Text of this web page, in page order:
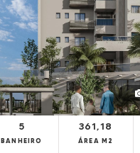
5
BANHEIRO
361,18
ÁREA M2